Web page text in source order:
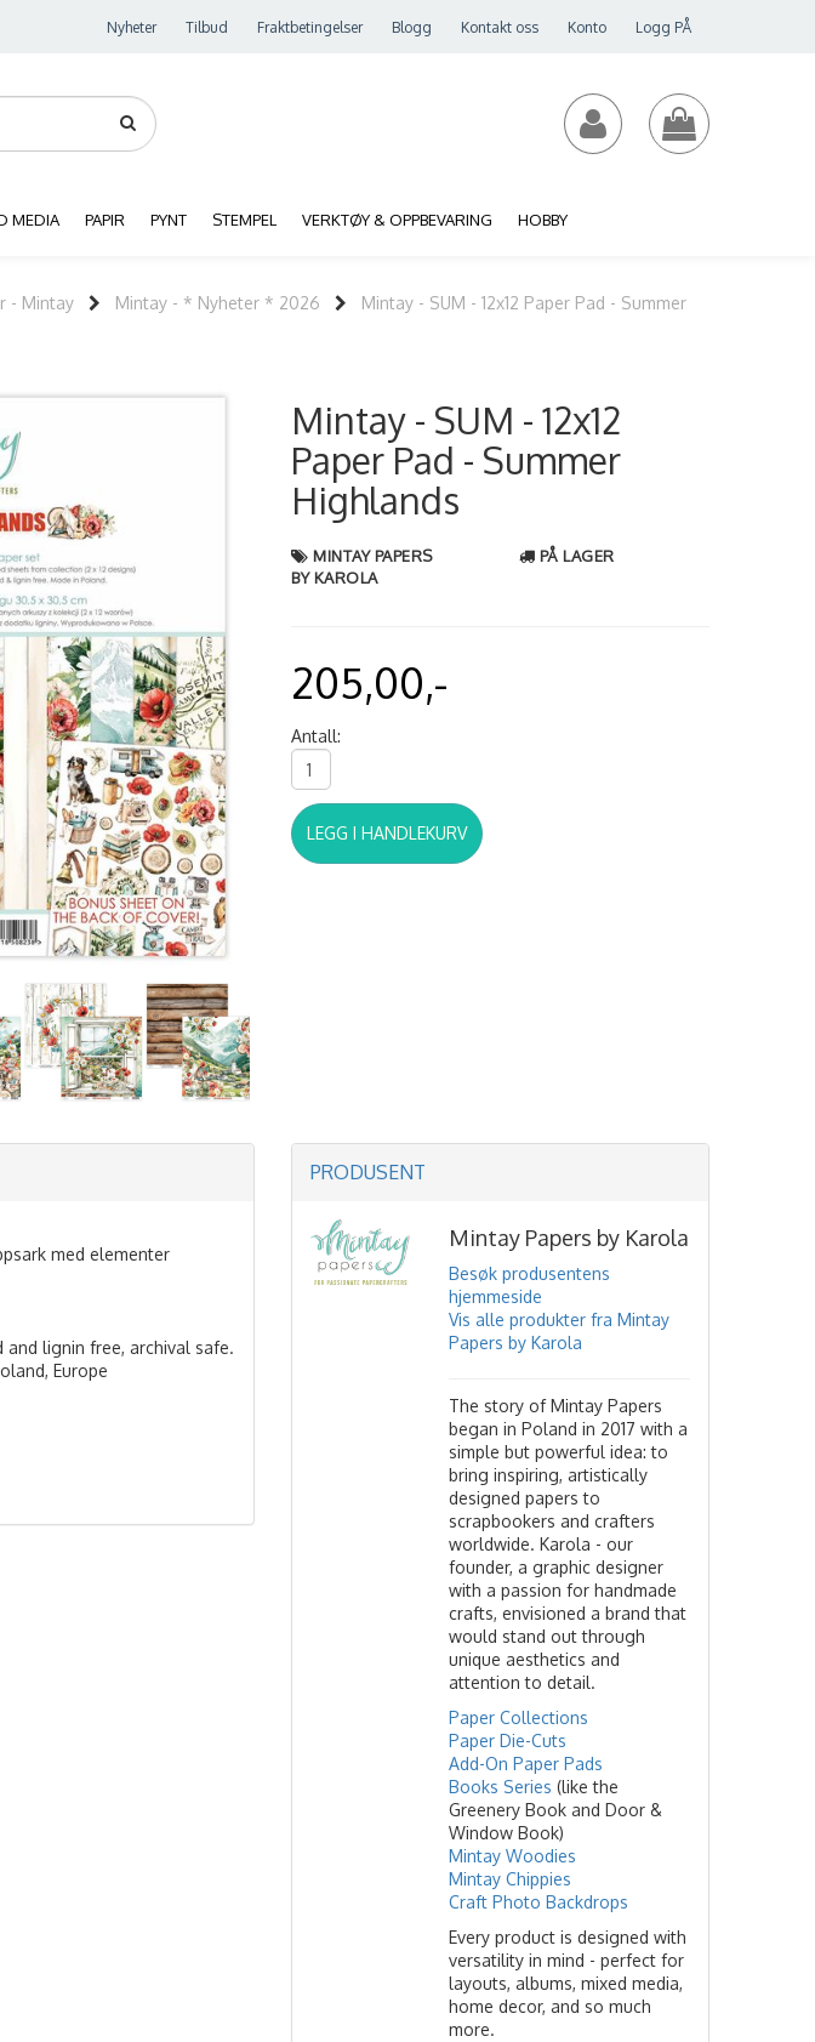
Nyheter Tilbud Fraktbetingelser Blogg Kontakt oss Konto Logg PÅ
MEDIA PAPIR PYNT STEMPEL VERKTØY & OPPBEVARING HOBBY
- Mintay Mintay - * Nyheter * 2026
Mintay - SUM - 12x12 Paper Pad - Summer
Mintay - SUM - 12x12
Paper Pad - Summer
Highlands
MINTAY PAPERS
BY KAROLA
PÅ LAGER
205,00,-
Antall:
LEGG I HANDLEKURV
med elementer
lignin free, archival safe.
Europe
PRODUSENT
Mintay Papers by Karola
Besøk produsentens
hjemmeside
Vis alle produkter fra Mintay
Papers by Karola
The story of Mintay Papers
began in Poland in 2017 with a
simple but powerful idea: to
bring inspiring, artistically
designed papers to
scrapbookers and crafters
worldwide. Karola - our
founder, a graphic designer
with a passion for handmade
crafts, envisioned a brand that
would stand out through
unique aesthetics and
attention to detail.
Paper Collections
Paper Die-Cuts
Add-On Paper Pads
Books Series (like the
Greenery Book and Door &
Window Book)
Mintay Woodies
Mintay Chippies
Craft Photo Backdrops
Every product is designed with
versatility in mind - perfect for
layouts, albums, mixed media,
home decor, and so much
more.